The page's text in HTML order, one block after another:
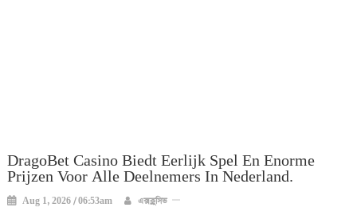
DragoBet Casino Biedt Eerlijk Spel En Enorme
Prijzen Voor Alle Deelnemers In Nederland.
Aug 1, 2026 / 06:53am এক্সক্লুসিভ